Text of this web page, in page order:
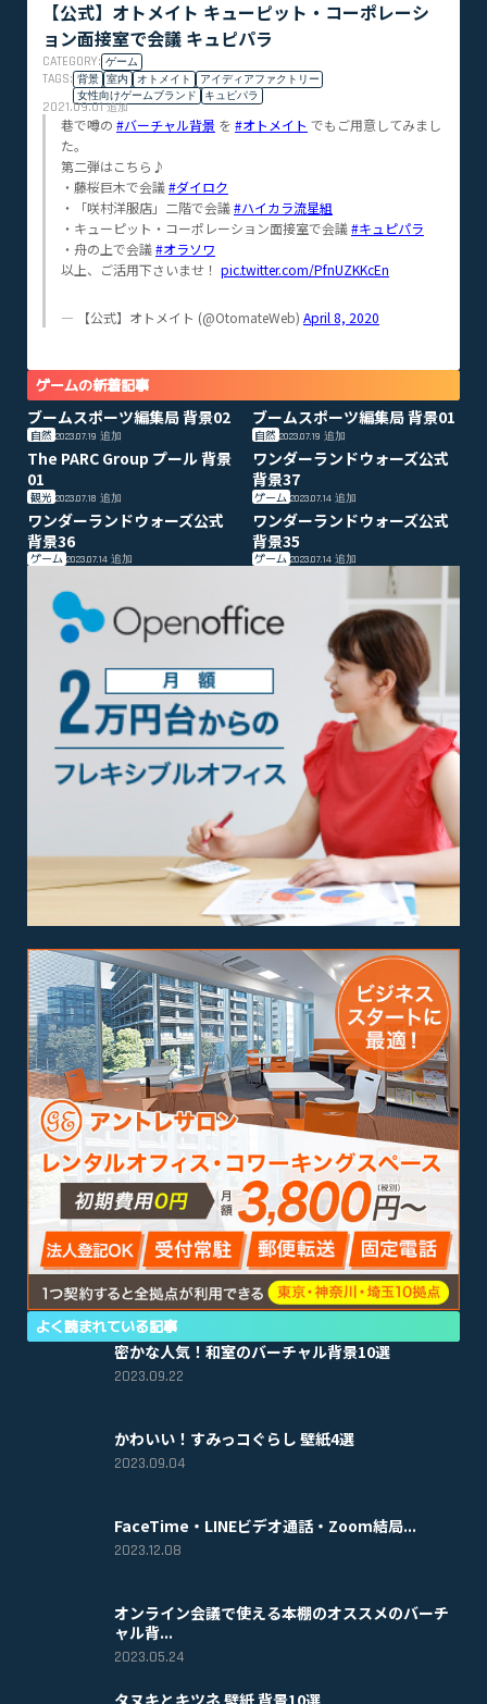
【公式】オトメイト キューピット・コーポレーシ
ョン面接室で会議 キュピパラ
CATEGORY: ゲーム
TAGS: 背景 室内 オトメイト
アイディアファクトリー
女性向けゲームブランド
キュピパラ
2021.09.01追加
巷で噂の #バーチャル背景 を #オトメイト でもご用意してみまし
た。
第二弾はこちら♪
・藤桜巨木で会議#ダイロク
・「咲村洋服店」二階で会議#ハイカラ流星組
・キューピット・コーポレーション面接室で会議#キュピパラ
・舟の上で会議#オラソワ
以上、ご活用下さいませ！ pic.twitter.com/PfnUZKKcEn
— 【公式】オトメイト (@OtomateWeb) April 8, 2020
ゲームの新着記事
ブームスポーツ編集局 背景02
自然 2023.07.19 追加
ブームスポーツ編集局 背景01
自然 2023.07.19追加
The PARC Group プール 背景
01
観光 2023.07.18 追加
ワンダーランドウォーズ公式
背景37
ゲーム 2023.07.14追加
ワンダーランドウォーズ公式
背景36
ゲーム 2023.07.14 追加
ワンダーランドウォーズ公式
背景35
ゲーム 2023.07.14追加
よく読まれている記事
密かな人気！和室のバーチャル背景10選
2023.09.22
かわいい！すみっコぐらし 壁紙4選
2023.09.04
FaceTime・LINEビデオ通話・Zoom結局...
2023.12.08
オンライン会議で使える本棚のオススメのバーチ
ャル背...
2023.05.24